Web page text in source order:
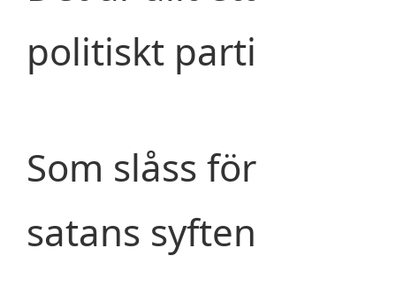
politiskt parti
Som slåss för
satans syften